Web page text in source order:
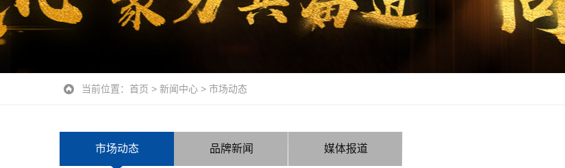
当前位置： 首页 > 新闻中心 > 市场动态
市场动态 品牌新闻 媒体报道